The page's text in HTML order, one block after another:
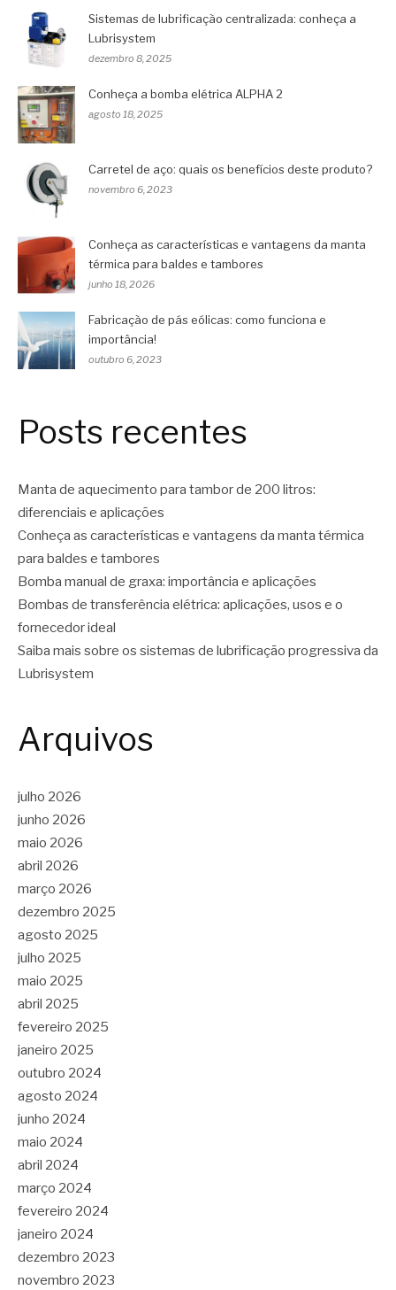
Sistemas de lubrificação centralizada: conheça a
Lubrisystem
dezembro 8, 2025
Conheça a bomba elétrica ALPHA 2
agosto 18, 2025
Carretel de aço: quais os benefícios deste produto?
novembro 6, 2023
Conheça as características e vantagens da manta
térmica para baldes e tambores
junho 18, 2026
Fabricação de pás eólicas: como funciona e
importância!
outubro 6, 2023
Posts recentes
Manta de aquecimento para tambor de 200 litros:
diferenciais e aplicações
Conheça as características e vantagens da manta térmica
para baldes e tambores
Bomba manual de graxa: importância e aplicações
Bombas de transferência elétrica: aplicações, usos e o
fornecedor ideal
Saiba mais sobre os sistemas de lubrificação progressiva da
Lubrisystem
Arquivos
julho 2026
junho 2026
maio 2026
abril 2026
março 2026
dezembro 2025
agosto 2025
julho 2025
maio 2025
abril 2025
fevereiro 2025
janeiro 2025
outubro 2024
agosto 2024
junho 2024
maio 2024
abril 2024
março 2024
fevereiro 2024
janeiro 2024
dezembro 2023
novembro 2023